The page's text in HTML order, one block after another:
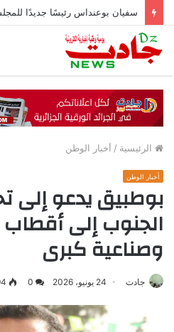
الرئيسية / أخبار الوطن
أخبار الوطن
بوطبيق يدعو إلى
الجنوب إلى أقطاب
وصناعية كبرى
جادت 24 يونيو، 2026 0